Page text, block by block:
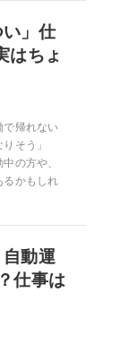
い」仕
はちょ
で帰れない
そう」
の方や、
るかもしれ
自動運
仕事は